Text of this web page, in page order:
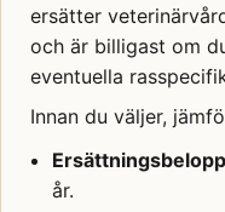
ersätter
och är billigast om
eventuella
Innan du väljer,
Ersättningsbelopp
år.